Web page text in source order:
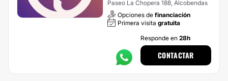
Paseo La Chopera 188, Alcobendas
Opciones de financiación
Primera visita gratuita
Responde en 28h
CONTACTAR